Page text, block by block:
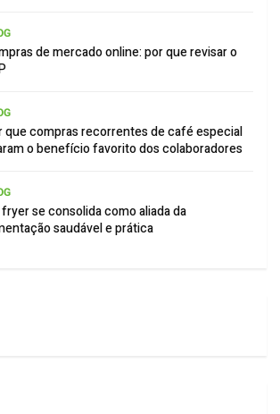
de mercado online: por que revisar o
que compras recorrentes de café especial
o benefício favorito dos colaboradores
se consolida como aliada da
saudável e prática